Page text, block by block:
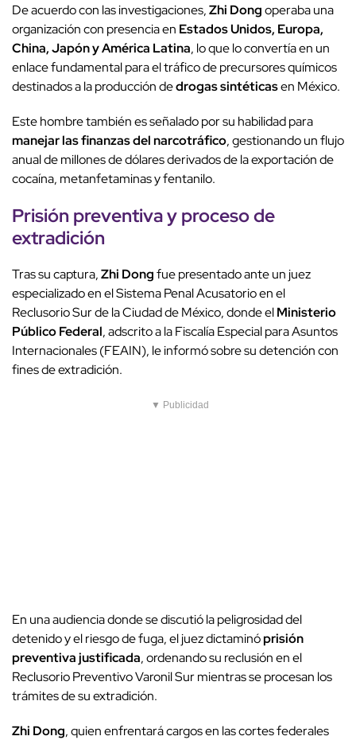
De acuerdo con las investigaciones,Zhi Dongoperaba una
organización con presencia en Estados Unidos, Europa,
China, Japón y América Latina, lo que lo convertía en un
enlace fundamental para el tráfico de precursores químicos
destinados a la producción dedrogas sintéticasen México.
Este hombre también es señalado por su habilidad para
manejar las finanzas del narcotráfico, gestionando un flujo
anual de millones de dólares derivados de la exportación de
cocaína, metanfetaminas y fentanilo.
Prisión preventiva y proceso de
extradición
Tras su captura,Zhi Dongfue presentado ante un juez
especializado en el Sistema Penal Acusatorio en el
Reclusorio Sur de la Ciudad de México, donde elMinisterio
Público Federal, adscrito a la Fiscalía Especial para Asuntos
Internacionales (FEAIN), le informó sobre su detención con
fines de extradición.
▼ Publicidad
En una audiencia donde se discutió la peligrosidad del
detenido y el riesgo de fuga, el juez dictaminóprisión
preventiva justificada, ordenando su reclusión en el
Reclusorio Preventivo Varonil Sur mientras se procesan los
trámites de su extradición.
Zhi Dong, quien enfrentará cargos en las cortes federales